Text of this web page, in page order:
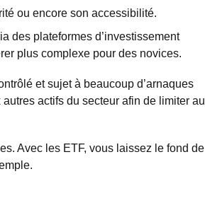
ou encore son accessibilité.
des plateformes d’investissement
plus complexe pour des novices.
et sujet à beaucoup d’arnaques
actifs du secteur afin de limiter au
Avec les ETF, vous laissez le fond de